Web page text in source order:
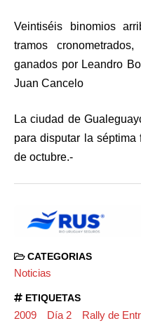
Veintiséis binomios
tramos
ganados por Leandro
Juan Cancelo
La ciudad de
para disputar la
de octubre.-
CATEGORIAS
Noticias
ETIQUETAS
2009 Día 2 Rally de